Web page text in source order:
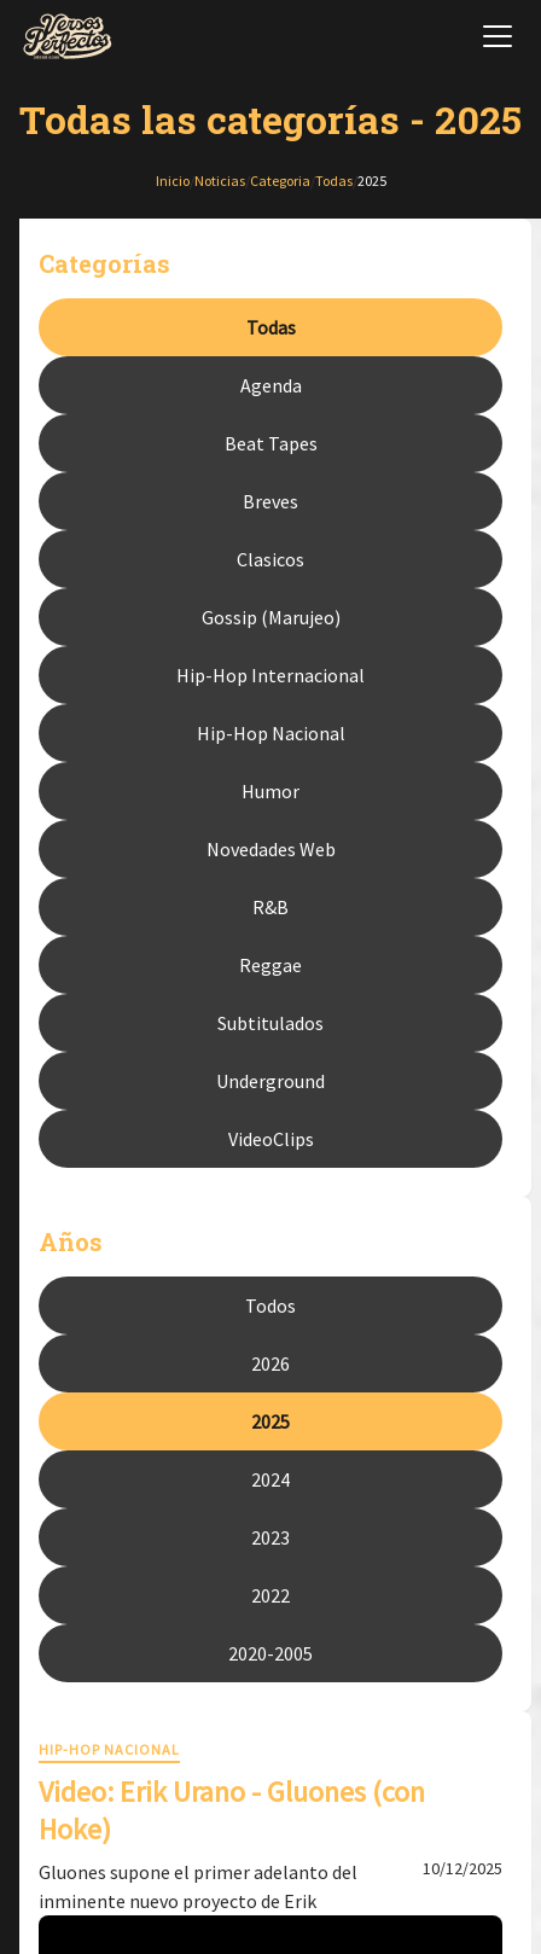
Todas las categorías - 2025
Inicio/ Noticias/ Categoria Todas/ 2025
Categorías
Todas
Agenda
Beat Tapes
Breves
Clasicos
Gossip (Marujeo)
Hip-Hop Internacional
Hip-Hop Nacional
Humor
Novedades Web
R&B
Reggae
Subtitulados
Underground
VideoClips
Años
Todos
2026
2025
2024
2023
2022
2020-2005
HIP-HOP NACIONAL
Video: Erik Urano - Gluones (con
Hoke)
Gluones supone el primer adelanto del
inminente nuevo proyecto de Erik
10/12/2025